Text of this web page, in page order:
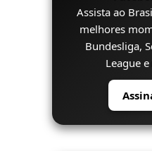
Assista ao
melhores
Bundesliga,
League